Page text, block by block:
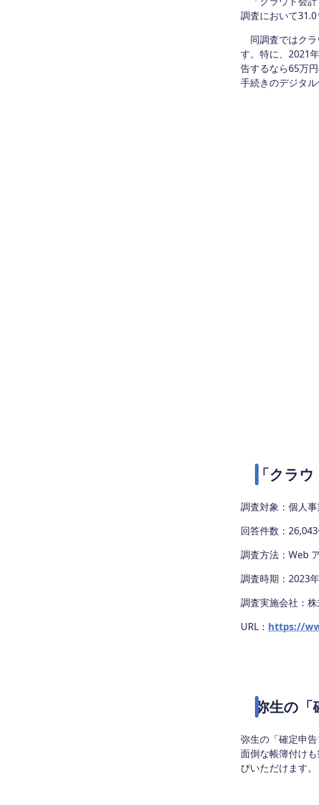
調査において31.0
同調査ではクラ
す。特に、2021
告するなら65万
手続きのデジタ
「クラ
調査対象：個人
回答件数：
調査方法：Web
調査時期：2023
調査実施会社：
URL： https://
弥生の「
弥生の「確定申
面倒な帳簿付け
びいただけます。